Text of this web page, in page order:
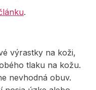
.
výrastky na koži,
tlaku na kožu.
nevhodná obuv.